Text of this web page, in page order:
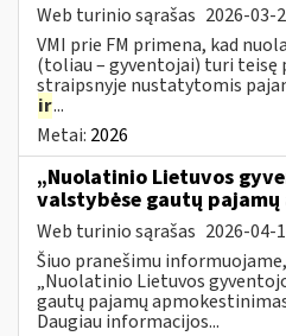
Web turinio sąrašas 2026-03-
VMI prie FM primena, kad
(toliau – gyventojai) turi teisę
straipsnyje nustatytomis
ir...
Metai: 2026
„Nuolatinio Lietuvos
valstybėse gautų
Web turinio sąrašas 2026-04-
Šiuo pranešimu
„Nuolatinio Lietuvos
gautų pajamų
Daugiau informacijos...